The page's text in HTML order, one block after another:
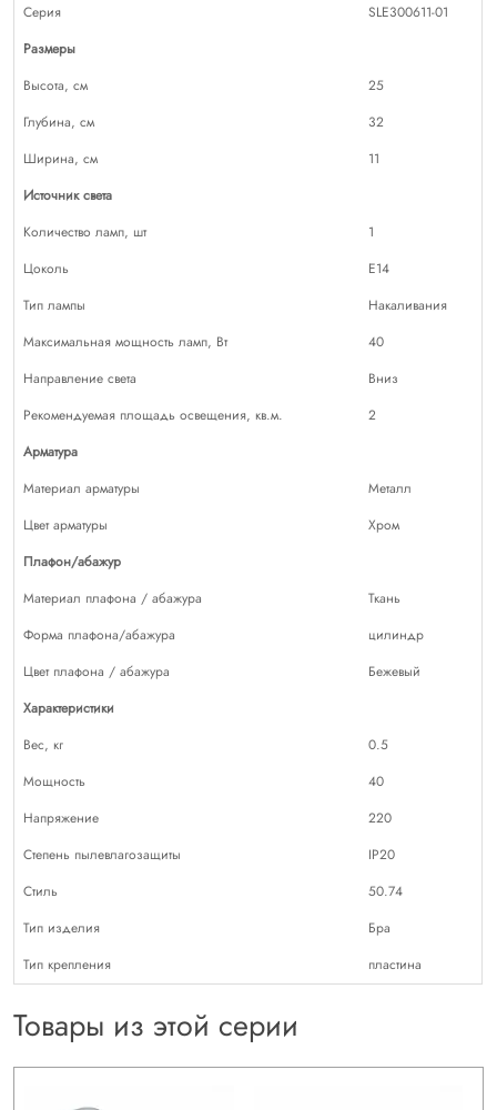
Серия
SLE300611-01
Размеры
Высота, см
25
Глубина, см
32
Ширина, см
11
Источник света
Количество ламп, шт
1
Цоколь
E14
Тип лампы
Накаливания
Максимальная мощность ламп, Вт
40
Направление света
Вниз
Рекомендуемая площадь освещения, кв.м.
2
Арматура
Материал арматуры
Металл
Цвет арматуры
Хром
Плафон/абажур
Материал плафона / абажура
Ткань
Форма плафона/абажура
цилиндр
Цвет плафона / абажура
Бежевый
Характеристики
Вес, кг
0.5
Мощность
40
Напряжение
220
Степень пылевлагозащиты
IP20
Стиль
50.74
Тип изделия
Бра
Тип крепления
пластина
Товары из этой серии